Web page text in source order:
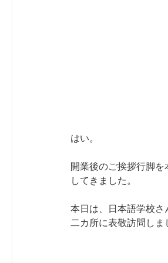
はい。
開業後のご挨拶行脚を
してきました。
本日は、日本語学校さ
二カ所に表敬訪問しま